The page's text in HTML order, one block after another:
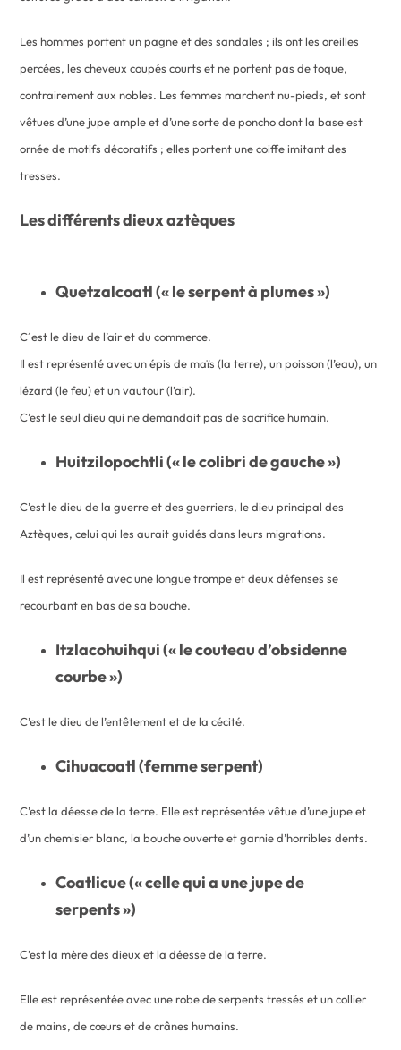
Les hommes portent un pagne et des sandales ; ils ont les oreilles
percées, les cheveux coupés courts et ne portent pas de toque,
contrairement aux nobles. Les femmes marchent nu-pieds, et sont
vêtues d’une jupe ample et d’une sorte de poncho dont la base est
ornée de motifs décoratifs ; elles portent une coiffe imitant des
tresses.
Les différents dieux aztèques
Quetzalcoatl (« le serpent à plumes »)
C´est le dieu de l’air et du commerce.
Il est représenté avec un épis de maïs (la terre), un poisson (l’eau), un
lézard (le feu) et un vautour (l’air).
C’est le seul dieu qui ne demandait pas de sacrifice humain.
Huitzilopochtli (« le colibri de gauche »)
C’est le dieu de la guerre et des guerriers, le dieu principal des
Aztèques, celui qui les aurait guidés dans leurs migrations.
Il est représenté avec une longue trompe et deux défenses se
recourbant en bas de sa bouche.
Itzlacohuihqui (« le couteau d’obsidenne
courbe »)
C’est le dieu de l’entêtement et de la cécité.
Cihuacoatl (femme serpent)
C’est la déesse de la terre. Elle est représentée vêtue d’une jupe et
d’un chemisier blanc, la bouche ouverte et garnie d’horribles dents.
Coatlicue (« celle qui a une jupe de
serpents »)
C’est la mère des dieux et la déesse de la terre.
Elle est représentée avec une robe de serpents tressés et un collier
de mains, de cœurs et de crânes humains.